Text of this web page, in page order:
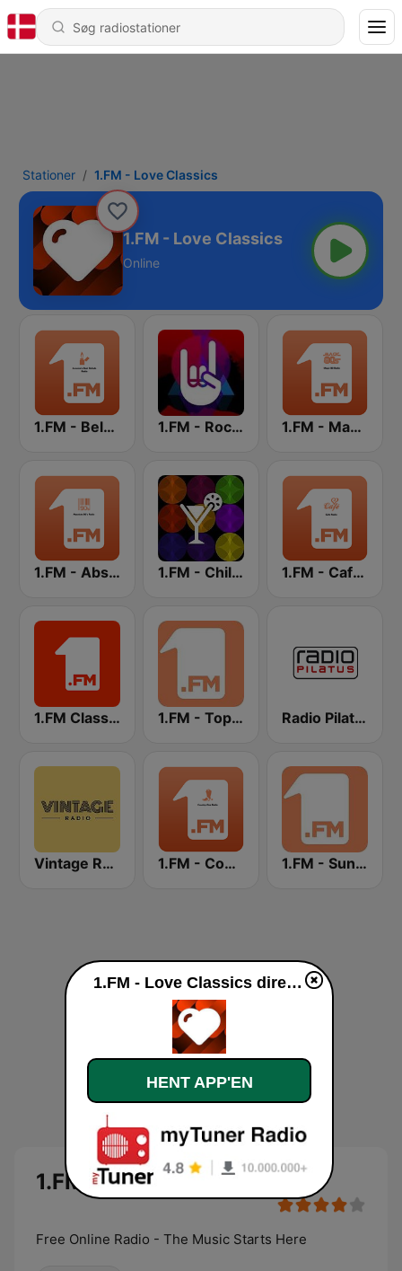
Stationer 1.FM - Love Classics
1.FM - Love Classics
Online
1.FM - Beloved Ballads 1.FM - Rock Classics 1.FM - Magic 80
1.FM - Absolute 90s 1.FM - Chillout Lounge 1.FM - Cafe Radio
1.FM Classic Rock 1.FM - Top 40 Radio Pilatus
Vintage Radio 1.FM - Country Range 1.FM - Sunshine
1.FM - Love Classics
Free Online Radio - The Music Starts Here
1.FM - Love Classics direkte
HENT APP'EN